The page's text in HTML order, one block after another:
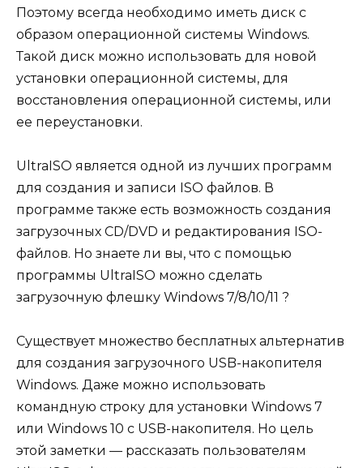
Поэтому всегда необходимо иметь диск с
образом операционной системы Windows.
Такой диск можно использовать для новой
установки операционной системы, для
восстановления операционной системы, или
ее переустановки.
UltraISO является одной из лучших программ
для создания и записи ISO файлов. В
программе также есть возможность создания
загрузочных CD/DVD и редактирования ISO-
файлов. Но знаете ли вы, что с помощью
программы UltraISO можно сделать
загрузочную флешку Windows 7/8/10/11 ?
Существует множество бесплатных альтернатив
для создания загрузочного USB-накопителя
Windows. Даже можно использовать
командную строку для установки Windows 7
или Windows 10 с USB-накопителя. Но цель
этой заметки — рассказать пользователям